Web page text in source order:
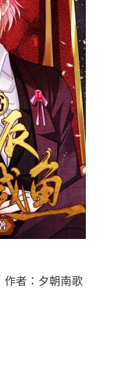
作者：夕朝南歌